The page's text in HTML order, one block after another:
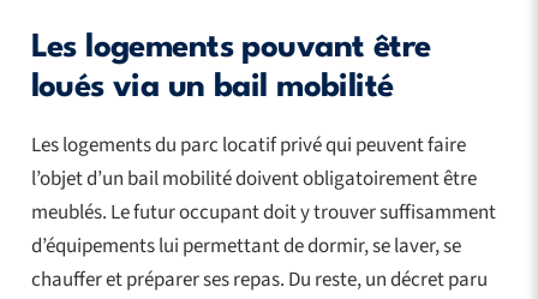
Les logements pouvant être
loués via un bail mobilité
Les logements du parc locatif privé qui peuvent faire
l’objet d’un bail mobilité doivent obligatoirement être
meublés. Le futur occupant doit y trouver suffisamment
d’équipements lui permettant de dormir, se laver, se
chauffer et préparer ses repas. Du reste, un décret paru